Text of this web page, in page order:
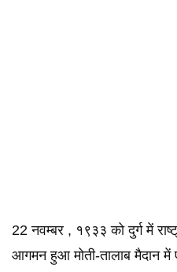
22 नवम्बर , १९३३ को दुर्ग में
आगमन हुआ मोती-तालाब मैदान